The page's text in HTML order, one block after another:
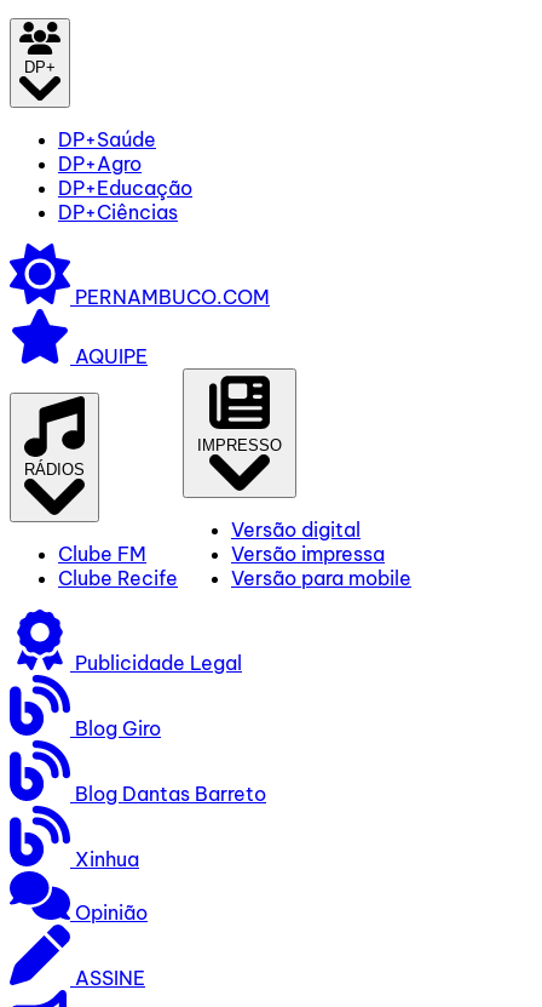
DP+
DP+Saúde
DP+Agro
DP+Educação
DP+Ciências
PERNAMBUCO.COM
AQUIPE
RÁDIOS
Clube FM
Clube Recife
IMPRESSO
Versão digital
Versão impressa
Versão para mobile
Publicidade Legal
Blog Giro
Blog Dantas Barreto
Xinhua
Opinião
ASSINE